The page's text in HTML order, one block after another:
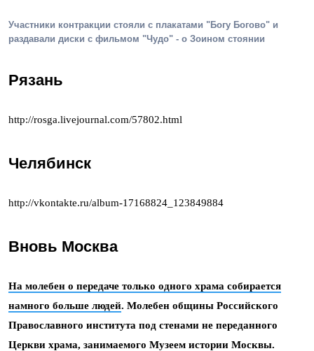
Участники контракции стояли с плакатами "Богу Богово" и
раздавали диски с фильмом "Чудо" - о Зоином стоянии
Рязань
http://rosga.livejournal.com/57802.html
Челябинск
http://vkontakte.ru/album-17168824_123849884
Вновь Москва
На молебен о передаче только одного храма собирается
намного больше людей. Молебен общины Российского
Православного института под стенами не переданного
Церкви храма, занимаемого Музеем истории Москвы.